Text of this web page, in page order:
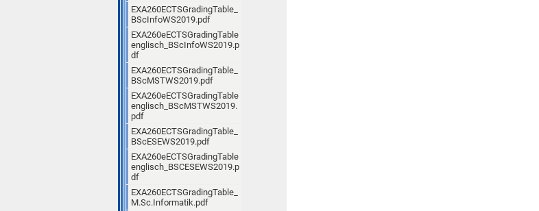
EXA260ECTSGradingTable_
BScInfoWS2019.pdf
EXA260eECTSGradingTable
englisch_BScInfoWS2019.p
df
EXA260ECTSGradingTable_
BScMSTWS2019.pdf
EXA260eECTSGradingTable
englisch_BScMSTWS2019.
pdf
EXA260ECTSGradingTable_
BScESEWS2019.pdf
EXA260eECTSGradingTable
englisch_BSCESEWS2019.p
df
EXA260ECTSGradingTable_
M.Sc.Informatik.pdf